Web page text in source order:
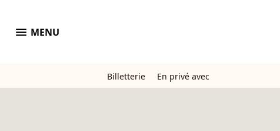
menu MENU
Billetterie En privé avec